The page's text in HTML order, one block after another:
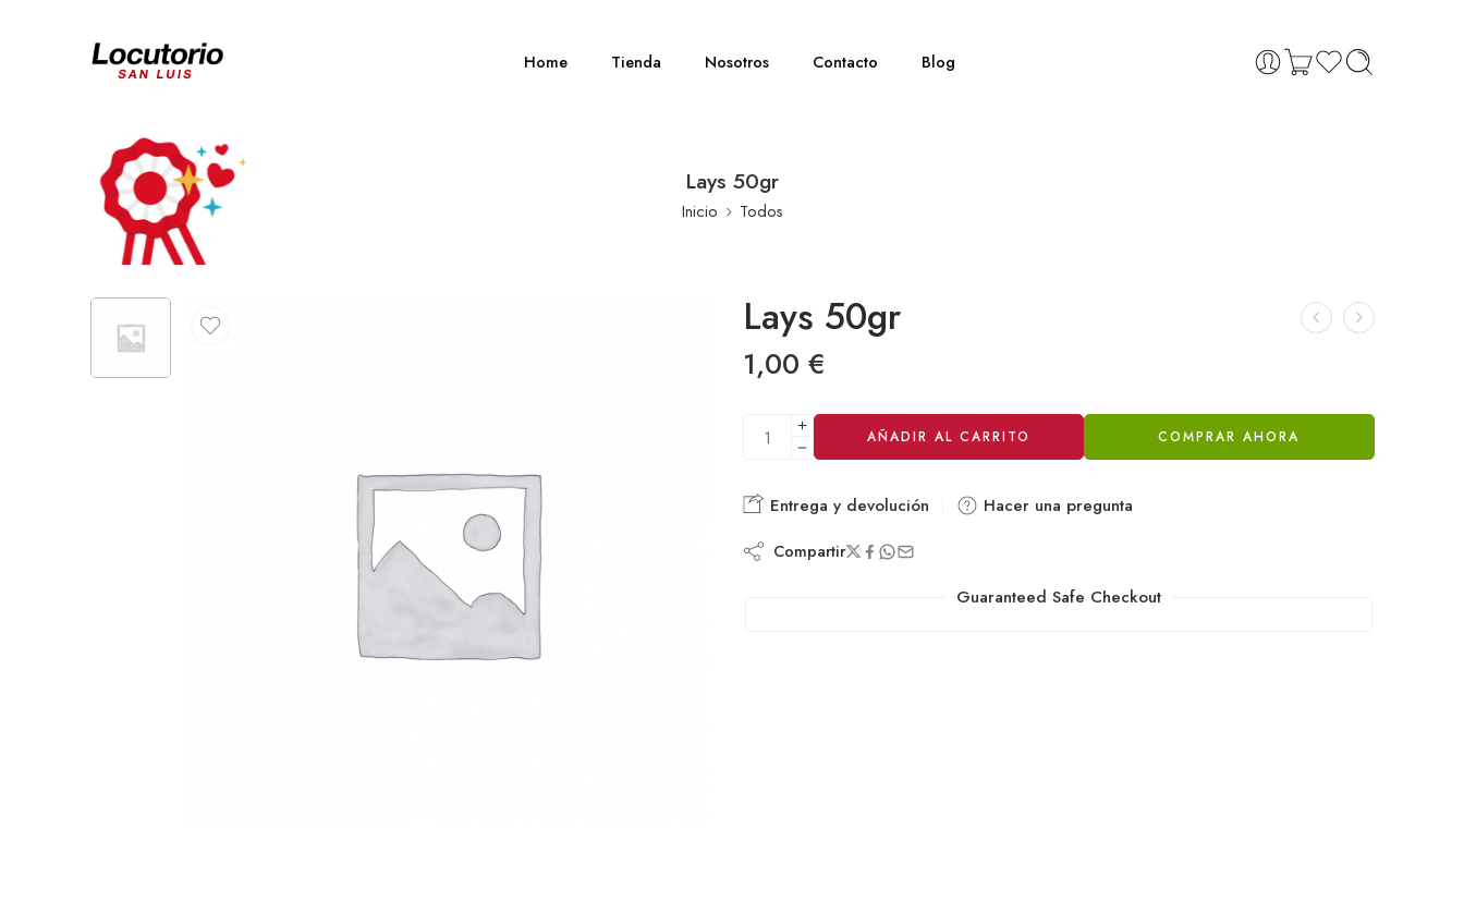
Home Tienda Nosotros Contacto Blog
Lays 50gr
Inicio Todos
Lays 50gr
1,00 €
AÑADIR AL CARRITO COMPRAR AHORA
Alternative:
Entrega y devolución Hacer una pregunta
Compartir
Guaranteed Safe Checkout